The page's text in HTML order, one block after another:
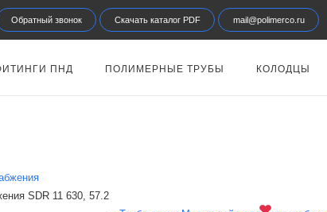
Обратный звонок Скачать каталог PDF mail@polimerco.ru
ПНД ПОЛИМЕРНЫЕ ТРУБЫ КОЛОДЦЫ
SDR 11 630, 57.2